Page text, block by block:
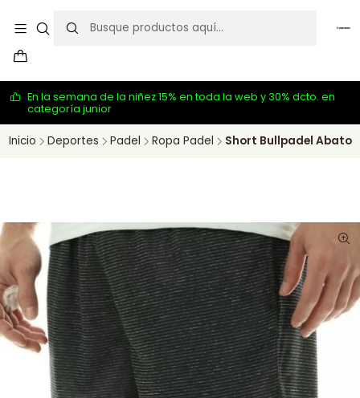
En la semana de la niñez 15% en toda la web y 30% dcto. en
categoría junior
Inicio Deportes Padel Ropa Padel Short Bullpadel Abato